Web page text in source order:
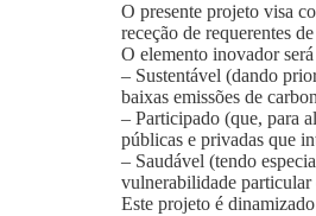
O presente projeto visa
receção de requerentes
O elemento inovador
– Sustentável (dando
baixas emissões de
– Participado (que, para
públicas e privadas que
– Saudável (tendo
vulnerabilidade particular
Este projeto é